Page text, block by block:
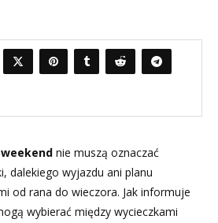
nie muszą oznaczać
dalekiego wyjazdu ani planu
od rana do wieczora. Jak informuje
wybierać między wycieczkami